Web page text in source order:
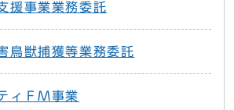
援事業業務委託
鳥獣捕獲等業務委託
ィＦＭ事業